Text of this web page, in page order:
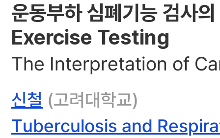
운동부하 심폐기능 검
Exercise Testing
The Interpretation of
신철 (고려대학교)
Tuberculosis and